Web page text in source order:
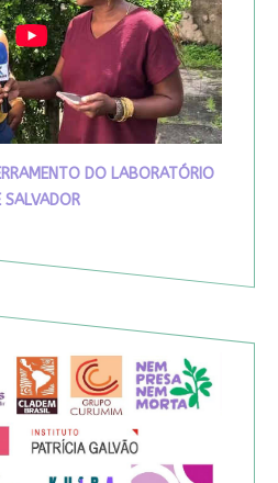
DO LABORATÓRIO
SALVADOR